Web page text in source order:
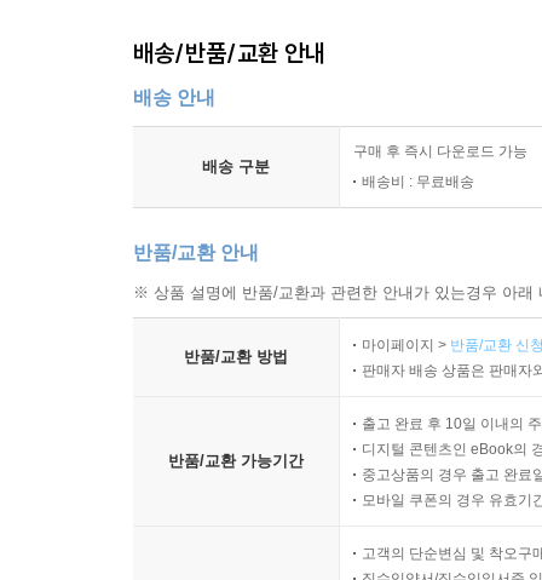
새 제품 도입 시 변수 통제 방식
9장 루틴의 순서, 빈도, 일관성 관리
바르는 순서를 결정하는 기준
아침 루틴과 밤 루틴의 분리 원칙
매일 하는 단계와 가끔 하는 단계의 구분
변화를 기록하지 않아도 점검 가능한 지표
피부가 흔들릴 때 되돌아갈 기본 루틴
10장 문제 상황별 점검과 유지 전략
건조, 당김이 심해질 때의 점검 순서
붉어짐과 가려움이 생길 때의 조정 기준
트러블이 반복될 때의 공통 원인 정리
계절, 수면, 스트레스 변수를 반영하는 방법
여행과 야외 활동 시 기본 루틴 유지
배송/반품/교환 안내
배송 안내
배송 구분
구매 후 즉시 다운로드 가능
배송비 : 무료배송
반품/교환 안내
※ 상품 설명에 반품/교환과 관련한 안내가 있는경우 아
반품/교환 방법
마이페이지 > 반품/교환 신
판매자 배송 상품은 판매자
반품/교환 가능기간
출고 완료 후 10일 이내의
디지털 콘텐츠인 eBook의
중고상품의 경우 출고 완료
모바일 쿠폰의 경우 유효기
고객의 단순변심 및 착오구